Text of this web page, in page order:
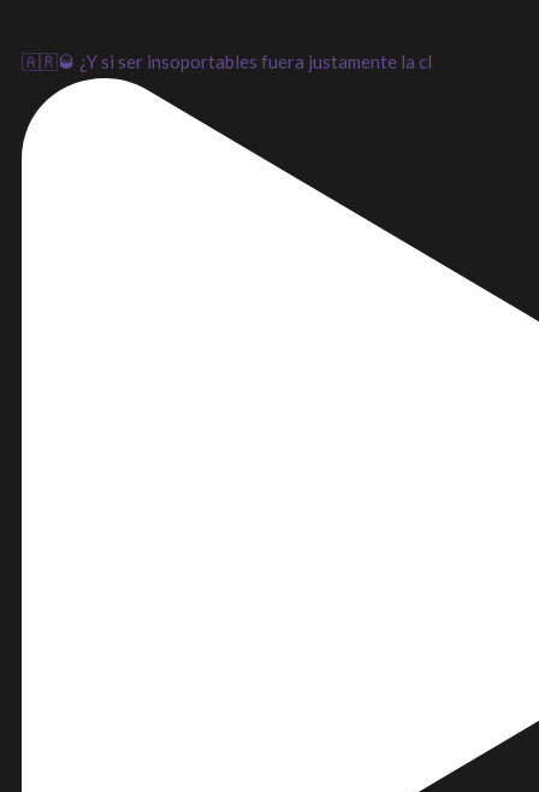
🇦🇷🥃 ¿Y si ser insoportables fuera justamente la cl